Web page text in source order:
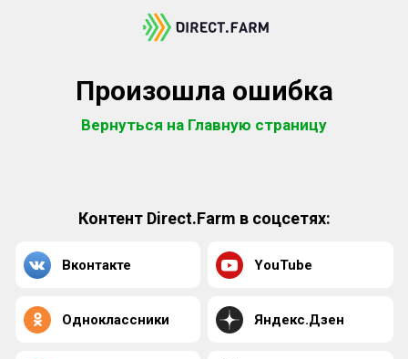
Произошла ошибка
Вернуться на Главную страницу
Контент Direct.Farm в соцсетях:
Вконтакте YouTube
Одноклассники Яндекс.Дзен